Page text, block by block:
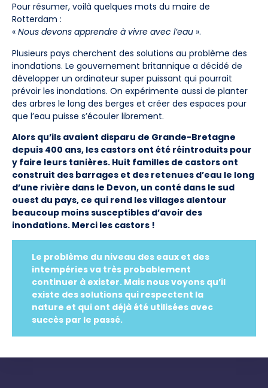
Pour résumer, voilà quelques mots du maire de
Rotterdam :
« Nous devons apprendre à vivre avec l’eau ».
Plusieurs pays cherchent des solutions au problème des
inondations. Le gouvernement britannique a décidé de
développer un ordinateur super puissant qui pourrait
prévoir les inondations. On expérimente aussi de planter
des arbres le long des berges et créer des espaces pour
que l’eau puisse s’écouler librement.
Alors qu’ils avaient disparu de Grande-Bretagne
depuis 400 ans, les castors ont été réintroduits pour
y faire leurs tanières. Huit familles de castors ont
construit des barrages et des retenues d’eau le long
d’une rivière dans le Devon, un conté dans le sud
ouest du pays, ce qui rend les villages alentour
beaucoup moins susceptibles d’avoir des
inondations. Merci les castors !
Le problème du niveau des eaux et des
intempéries va très probablement
continuer à exister. Mais nous voyons qu’il
existe des solutions qui respectent la
nature et qui ont déjà été utilisées avec
succès par le passé.